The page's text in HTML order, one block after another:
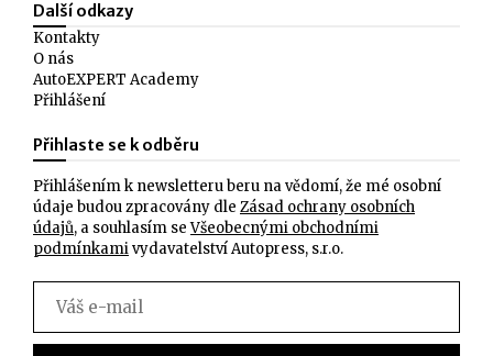
Další odkazy
Kontakty
O nás
AutoEXPERT Academy
Přihlášení
Přihlaste se k odběru
Přihlášením k newsletteru beru na vědomí, že mé osobní
údaje budou zpracovány dle Zásad ochrany osobních
údajů, a souhlasím seVšeobecnými obchodními
podmínkamivydavatelství Autopress, s.r.o.